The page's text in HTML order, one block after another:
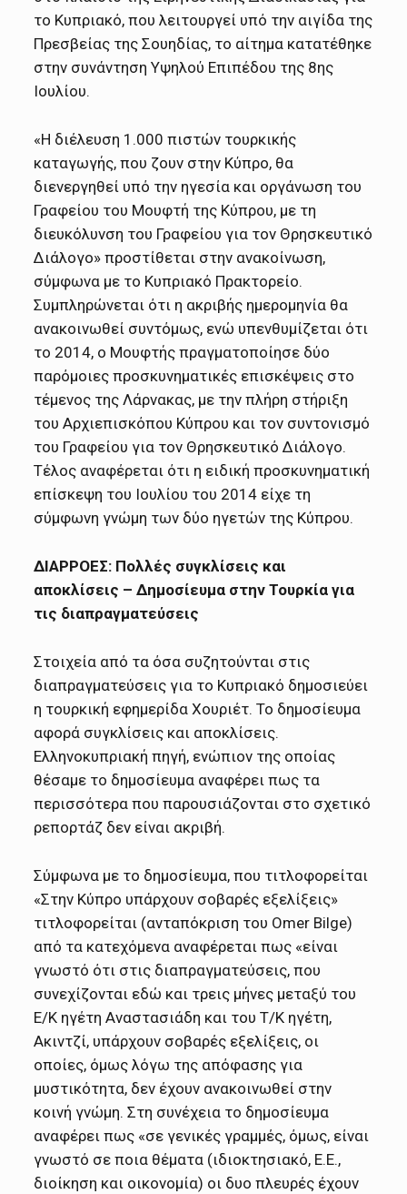
το Κυπριακό, που λειτουργεί υπό την αιγίδα της
Πρεσβείας της Σουηδίας, το αίτημα κατατέθηκε
στην συνάντηση Υψηλού Επιπέδου της 8ης
Ιουλίου.
«Η διέλευση 1.000 πιστών τουρκικής
καταγωγής, που ζουν στην Κύπρο, θα
διενεργηθεί υπό την ηγεσία και οργάνωση του
Γραφείου του Μουφτή της Κύπρου, με τη
διευκόλυνση του Γραφείου για τον Θρησκευτικό
Διάλογο» προστίθεται στην ανακοίνωση,
σύμφωνα με το Κυπριακό Πρακτορείο.
Συμπληρώνεται ότι η ακριβής ημερομηνία θα
ανακοινωθεί συντόμως, ενώ υπενθυμίζεται ότι
το 2014, ο Μουφτής πραγματοποίησε δύο
παρόμοιες προσκυνηματικές επισκέψεις στο
τέμενος της Λάρνακας, με την πλήρη στήριξη
του Αρχιεπισκόπου Κύπρου και τον συντονισμό
του Γραφείου για τον Θρησκευτικό Διάλογο.
Τέλος αναφέρεται ότι η ειδική προσκυνηματική
επίσκεψη του Ιουλίου του 2014 είχε τη
σύμφωνη γνώμη των δύο ηγετών της Κύπρου.
ΔΙΑΡΡΟΕΣ: Πολλές συγκλίσεις και
αποκλίσεις – Δημοσίευμα στην Τουρκία για
τις διαπραγματεύσεις
Στοιχεία από τα όσα συζητούνται στις
διαπραγματεύσεις για το Κυπριακό δημοσιεύει
η τουρκική εφημερίδα Χουριέτ. Το δημοσίευμα
αφορά συγκλίσεις και αποκλίσεις.
Ελληνοκυπριακή πηγή, ενώπιον της οποίας
θέσαμε το δημοσίευμα αναφέρει πως τα
περισσότερα που παρουσιάζονται στο σχετικό
ρεπορτάζ δεν είναι ακριβή.
Σύμφωνα με το δημοσίευμα, που τιτλοφορείται
«Στην Κύπρο υπάρχουν σοβαρές εξελίξεις»
τιτλοφορείται (ανταπόκριση του Omer Bilge)
από τα κατεχόμενα αναφέρεται πως «είναι
γνωστό ότι στις διαπραγματεύσεις, που
συνεχίζονται εδώ και τρεις μήνες μεταξύ του
Ε/Κ ηγέτη Αναστασιάδη και του Τ/Κ ηγέτη,
Ακιντζί, υπάρχουν σοβαρές εξελίξεις, οι
οποίες, όμως λόγω της απόφασης για
μυστικότητα, δεν έχουν ανακοινωθεί στην
κοινή γνώμη. Στη συνέχεια το δημοσίευμα
αναφέρει πως «σε γενικές γραμμές, όμως, είναι
γνωστό σε ποια θέματα (ιδιοκτησιακό, Ε.Ε.,
διοίκηση και οικονομία) οι δυο πλευρές έχουν